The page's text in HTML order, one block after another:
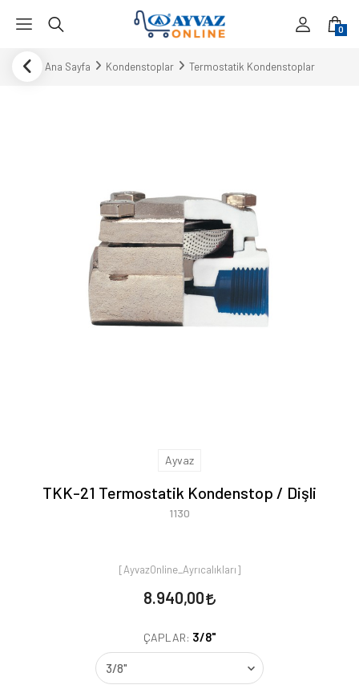
0
Ana Sayfa Kondenstoplar Termostatik Kondenstoplar
Ayvaz
TKK-21 Termostatik Kondenstop / Dişli
1130
[AyvazOnline_Ayrıcalıkları]
8.940,00
ÇAPLAR: 3/8"